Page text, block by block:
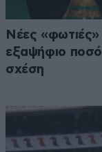
Νέες
εξαψήφιο ποσό
σχέση